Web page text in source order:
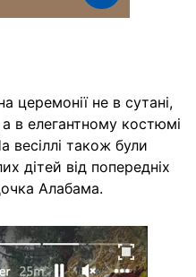
церемонії не в сутані,
в елегантному костюмі
також були
дітей від попередніх
Алабама.